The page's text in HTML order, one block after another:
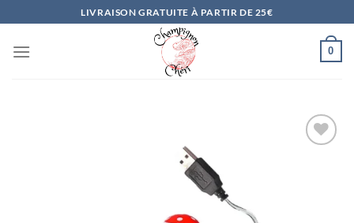
au
contenu
LIVRAISON GRATUITE À PARTIR DE 25€
0